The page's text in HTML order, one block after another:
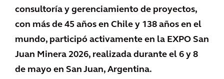
consultoría y gerenciamiento de proyectos,
con más de 45 años en Chile y 138 años en el
mundo, participó activamente en la EXPO San
Juan Minera 2026, realizada durante el 6 y 8
de mayo en San Juan, Argentina.